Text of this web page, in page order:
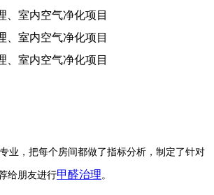
业，把每个房间都做了指标分析，制定了针对
给朋友进行甲醛治理 。